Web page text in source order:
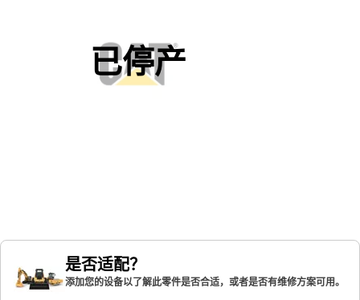
已停产
是否适配？
添加您的设备以了解此零件是否合适，或者是否有维修方案可用。